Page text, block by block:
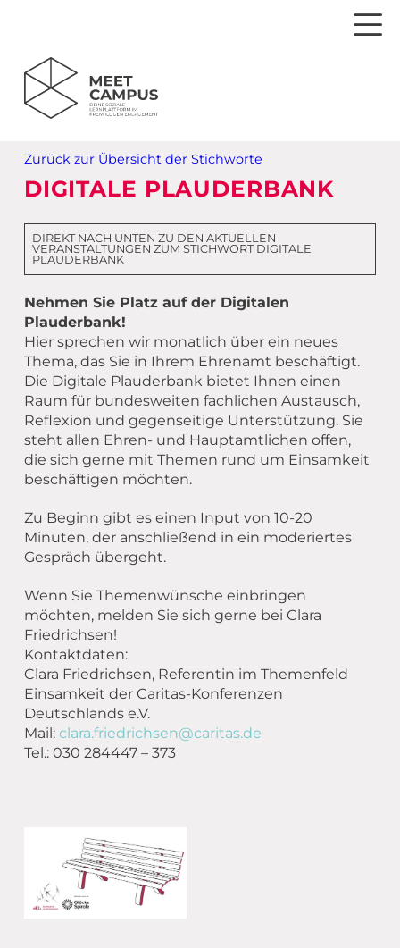
Einsamkeit
Mitgliedergewinnung
Partizipation
New Ehrenamt
Übergang Beruf-Rente
Veranstaltungen
Material für dein Ehrenamt
MEET Live – Livestream
Referent*innen
Drucksachen MEET CAMPUS
Glossar
Newsletter Archiv
Aktuelles (Blog)
Newsletter bestellen
Fragen & Antworten
MEET CAMPUS – Schritt für Schritt erklärt
Ansprechpartner*innen
Leitbild
Spiritualität – eine Definition
Caritas in Kirchengemeinden
Deine Veranstaltung auf dem MEET CAMPUS
Ehrenamtsportal
Partnerschaften & Kooperationen
Ideen einreichen
MEET CAMPER (mobiler Infostand)
Anmeldung zum Newsletterempfang
Registrieren MEET CAMPUS
Login
Zurück zur Übersicht der Stichworte
DIGITALE PLAUDERBANK
DIREKT NACH UNTEN ZU DEN AKTUELLEN
VERANSTALTUNGEN ZUM STICHWORT DIGITALE
PLAUDERBANK
Nehmen Sie Platz auf der Digitalen
Plauderbank!
Hier sprechen wir monatlich über ein neues
Thema, das Sie in Ihrem Ehrenamt beschäftigt.
Die Digitale Plauderbank bietet Ihnen einen
Raum für bundesweiten fachlichen Austausch,
Reflexion und gegenseitige Unterstützung. Sie
steht allen Ehren- und Hauptamtlichen offen,
die sich gerne mit Themen rund um Einsamkeit
beschäftigen möchten.
Zu Beginn gibt es einen Input von 10-20
Minuten, der anschließend in ein moderiertes
Gespräch übergeht.
Wenn Sie Themenwünsche einbringen
möchten, melden Sie sich gerne bei Clara
Friedrichsen!
Kontaktdaten:
Clara Friedrichsen, Referentin im Themenfeld
Einsamkeit der Caritas-Konferenzen
Deutschlands e.V.
Mail: clara.friedrichsen@caritas.de
Tel.: 030 284447 – 373